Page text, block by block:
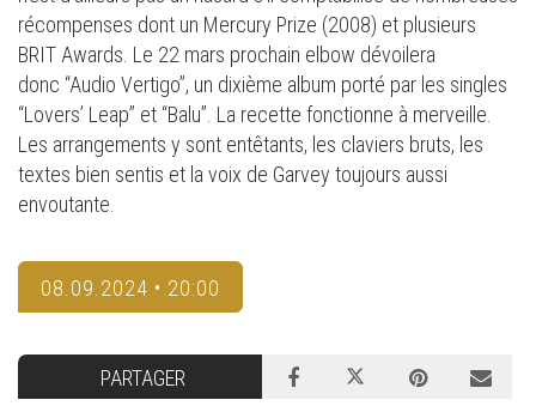
récompenses dont un Mercury Prize (2008) et plusieurs
BRIT Awards. Le 22 mars prochain elbow dévoilera
donc “Audio Vertigo”, un dixième album porté par les singles
“Lovers’ Leap” et “Balu”. La recette fonctionne à merveille.
Les arrangements y sont entêtants, les claviers bruts, les
textes bien sentis et la voix de Garvey toujours aussi
envoutante.
08.09.2024 • 20:00
PARTAGER